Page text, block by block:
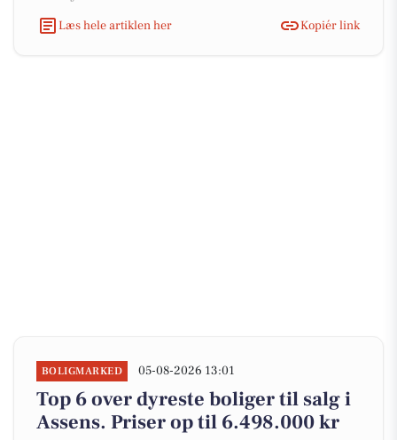
Læs hele artiklen her
Kopiér link
BOLIGMARKED 05-08-2026 13:01
Top 6 over dyreste boliger til salg i
Assens. Priser op til 6.498.000 kr